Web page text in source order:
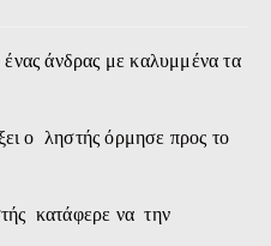
ένας άνδρας με καλυμμένα τα
ο ληστής όρμησε προς το
κατάφερε να την